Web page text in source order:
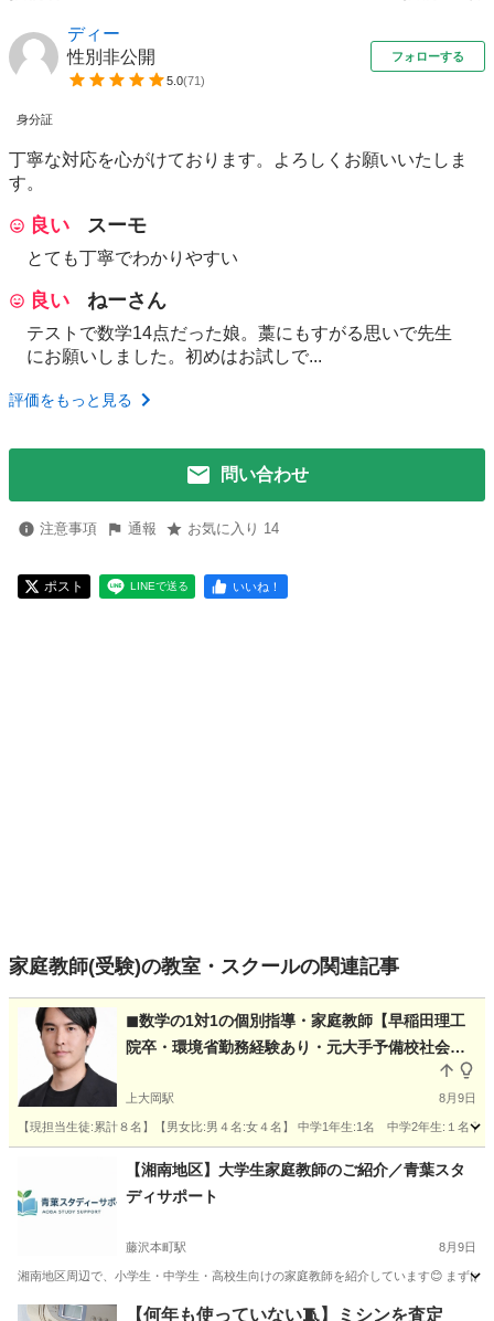
ディー
性別非公開
5.0(71)
フォローする
身分証
丁寧な対応を心がけております。よろしくお願いいたしま
す。
良い スーモ
とても丁寧でわかりやすい
良い ねーさん
テストで数学14点だった娘。藁にもすがる思いで先生
にお願いしました。初めはお試しで...
評価をもっと見る
問い合わせ
注意事項 通報 お気に入り 14
ポスト LINEで送る いいね！
家庭教師(受験)の教室・スクールの関連記事
◼︎数学の1対1の個別指導・家庭教師【早稲田理工
院卒・環境省勤務経験あり・元大手予備校社会人
講師】｜【単発・お試し可能・初回面談無料】 上
大岡
上大岡駅 8月9日
【現担当生徒:累計８名】【男女比:男４名:女４名】 中学1年生:1名 中学2年生:１名
上大岡駅 家庭教師 理系
【湘南地区】大学生家庭教師のご紹介／青葉スタ
ディサポート
藤沢本町駅 8月9日
湘南地区周辺で、小学生・中学生・高校生向けの家庭教師を紹介しています😊 まず
神奈川 藤沢市 藤沢本町駅 家庭教師 湘南
【何年も使っていない🧵】ミシンを査定